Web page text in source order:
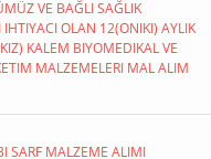
VE BAĞLI SAĞLIK
IHTIYACI OLAN 12(ONIKI) AYLIK
KALEM BIYOMEDIKAL VE
MALZEMELERI MAL ALIM
SARF MALZEME ALIMI